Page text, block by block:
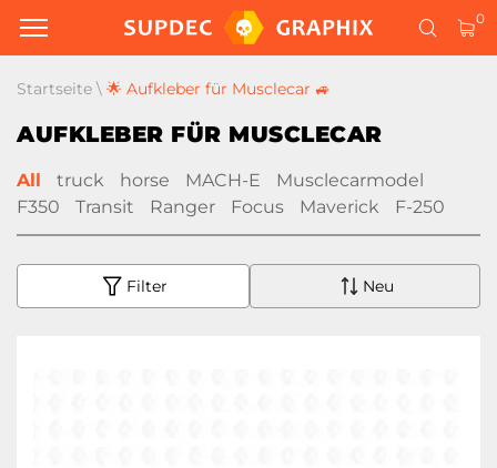
0
Startseite \ 🌟 Aufkleber für Musclecar 🚙
AUFKLEBER FÜR MUSCLECAR
All truck horse MACH-E
Musclecarmodel
F350
Transit Ranger Focus Maverick F-250
Filter Neu